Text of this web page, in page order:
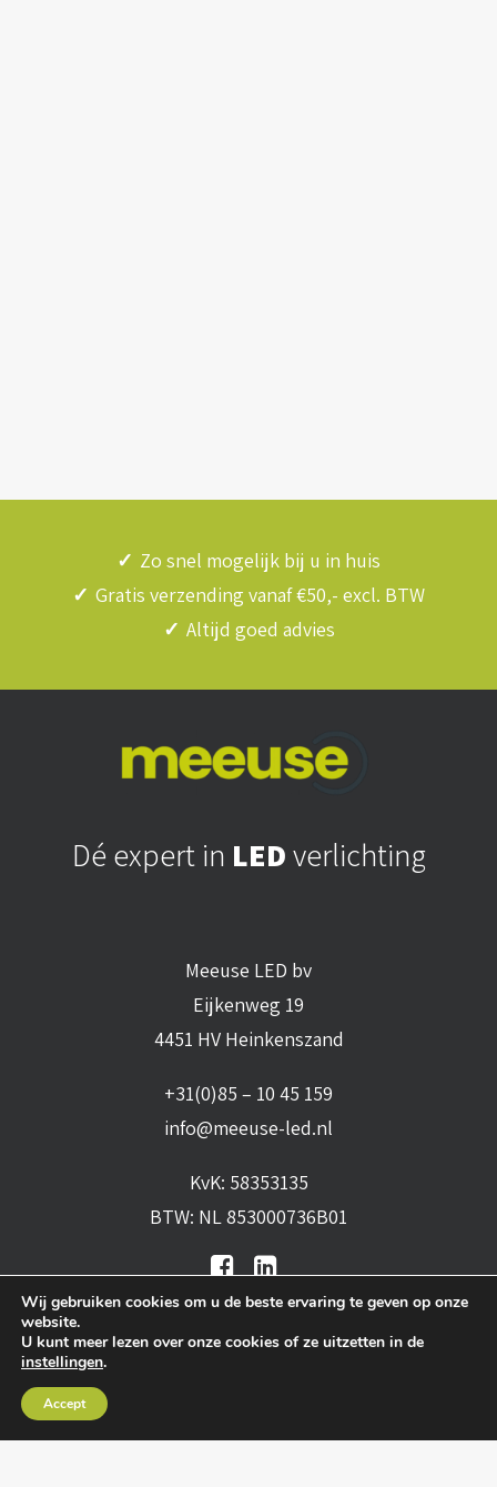
✓ Zo snel mogelijk bij u in huis
✓ Gratis verzending vanaf €50,- excl. BTW
✓ Altijd goed advies
Dé expert in LEDverlichting
Meeuse LED bv
Eijkenweg 19
4451 HV Heinkenszand
+31(0)85 – 10 45 159
info@meeuse-led.nl
KvK: 58353135
BTW: NL 853000736B01
leveringsvoorwaarden
Wij gebruiken cookies om u de beste ervaring te geven op onze
website.
U kunt meer lezen over onze cookies of ze uitzetten in de
instellingen.
Accept